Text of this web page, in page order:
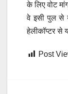
के लिए वोट
वे इसी पुल से
हेलीकॉप्टर से
Post